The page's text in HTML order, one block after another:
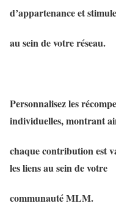
d’appartenance et
au sein de votre réseau.
Personnalisez les
individuelles, montrant
chaque contribution est
les liens au sein de votre
communauté MLM.